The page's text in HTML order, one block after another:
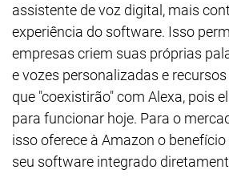
assistente de voz digital, mais
experiência do software. Isso
empresas criem suas próprias
e vozes personalizadas e
que "coexistirão" com Alexa, pois
para funcionar hoje. Para o
isso oferece à Amazon o
seu software integrado